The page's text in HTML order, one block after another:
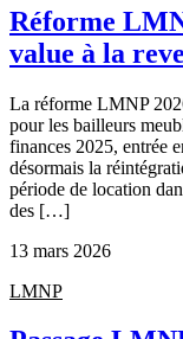
Réforme
value à la
La réforme LMNP
pour les bailleurs
finances 2025, entrée
désormais la
période de location
des […]
13 mars 2026
LMNP